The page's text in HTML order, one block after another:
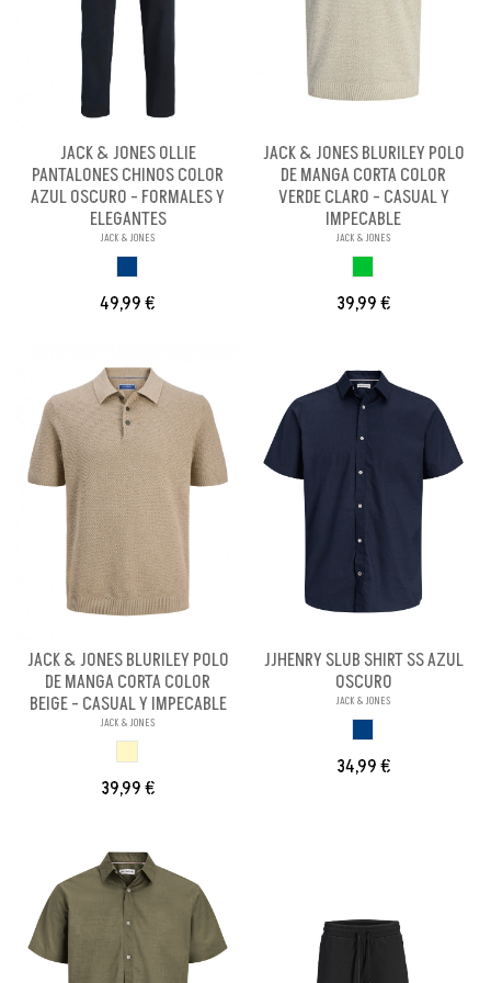
JACK & JONES OLLIE
PANTALONES CHINOS COLOR
AZUL OSCURO - FORMALES Y
ELEGANTES
JACK & JONES
49,99 €
JACK & JONES BLURILEY POLO
DE MANGA CORTA COLOR
VERDE CLARO - CASUAL Y
IMPECABLE
JACK & JONES
39,99 €
JACK & JONES BLURILEY POLO
DE MANGA CORTA COLOR
BEIGE - CASUAL Y IMPECABLE
JACK & JONES
39,99 €
JJHENRY SLUB SHIRT SS AZUL
OSCURO
JACK & JONES
34,99 €